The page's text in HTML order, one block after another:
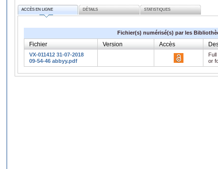
ACCÈS EN LIGNE DÉTAILS STATISTIQUES
Fichier(s) numérisé(s) par les
Fichier Version Accès
VX-011412 31-07-2018
09-54-46 abbyy.pdf
or